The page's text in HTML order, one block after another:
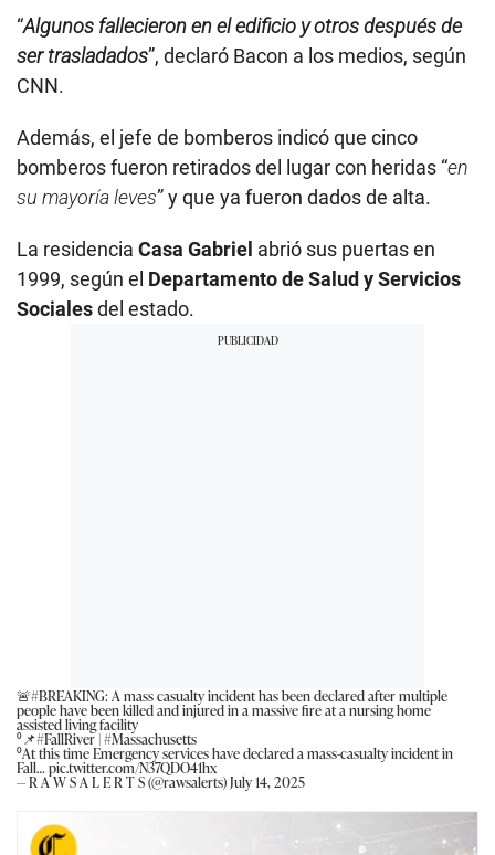
“Algunos fallecieron en el edificio y otros después de
ser trasladados”, declaró Bacon a los medios, según
CNN.
Además, el jefe de bomberos indicó que cinco
bomberos fueron retirados del lugar con heridas “en
su mayoría leves” y que ya fueron dados de alta.
La residencia Casa Gabriel abrió sus puertas en
1999, según el Departamento de Salud y Servicios
Socialesdel estado.
🚨#BREAKING: A mass casualty incident has been declared after multiple
people have been killed and injured in a massive fire at a nursing home
assisted living facility
⁰📌#FallRiver|#Massachusetts
⁰At this time Emergency services have declared a mass-casualty incident in
Fall…pic.twitter.com/N37QDO41hx
— R A W S A L E R T S (@rawsalerts)July 14, 2025